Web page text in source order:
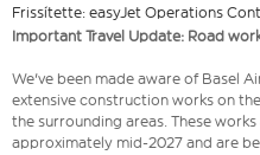
Frissítette: easyJet Operations
Important Travel Update: Road
We've been made aware of Basel
extensive construction works on
the surrounding areas. These
approximately mid-2027 and are